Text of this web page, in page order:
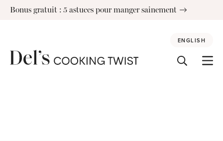
SkipBonus gratuit : 5 astuces pour manger sainement
ENGLISH